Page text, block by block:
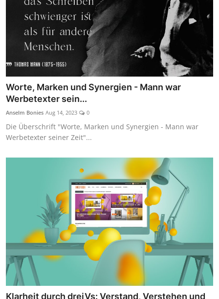
Worte, Marken und Synergien - Mann war
Werbetexter sein...
Anselm Bonies Aug 14, 2023 0
Die Überschrift "Worte, Marken und Synergien - Mann war
Werbetexter seiner Zeit"...
Klarheit durch dreiVs: Verstand, Verstehen und